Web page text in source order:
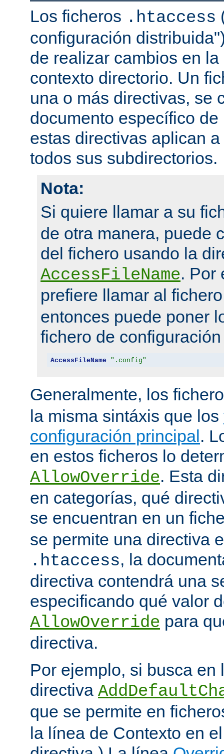
Los ficheros .htaccess
configuración
de realizar cambios en
contexto directorio. Un
una o más directivas, se
documento específico
estas directivas aplican
todos sus subdirectorios.
Nota:
Si quiere llamar a su
de otra manera, puede
del fichero usando la
AccessFileName. Por
prefiere llamar al
entonces puede poner
fichero de
AccessFileName ".config"
Generalmente, los
la misma sintáxis que los
configuración principal.
en estos ficheros lo
AllowOverride. Esta
en categorías, qué
se encuentran en un
se permite una directiva
.htaccess, la
directiva contendrá una
especificando qué valor
AllowOverride para
directiva.
Por ejemplo, si busca en
directiva
que se permite en
la línea de Contexto en